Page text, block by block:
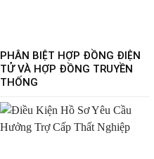
PHÂN BIỆT HỢP ĐỒNG ĐIỆN
TỬ VÀ HỢP ĐỒNG TRUYỀN
THỐNG